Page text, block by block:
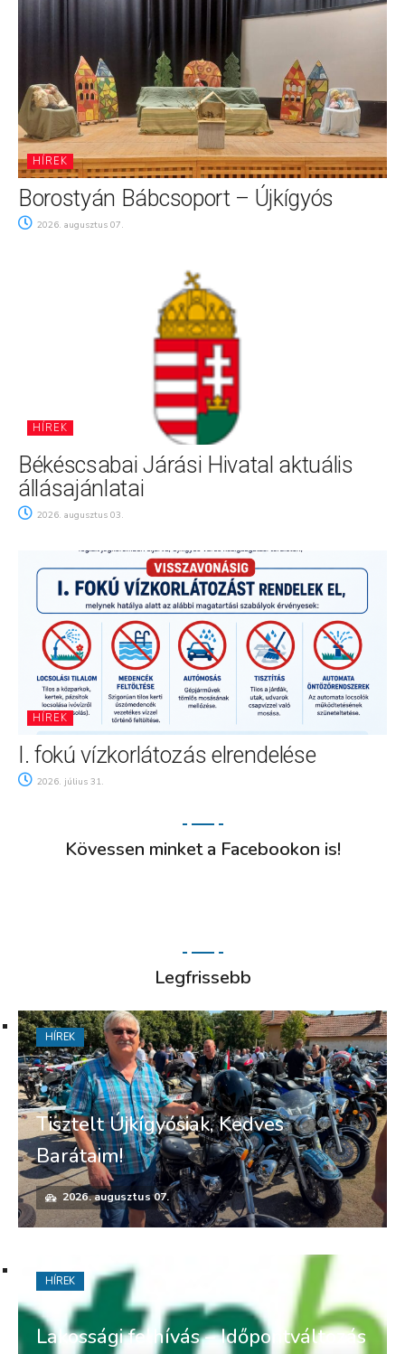
HÍREK
Borostyán Bábcsoport – Újkígyós
2026. augusztus 07.
HÍREK
Békéscsabai Járási Hivatal aktuális
állásajánlatai
2026. augusztus 03.
HÍREK
I. fokú vízkorlátozás elrendelése
2026. július 31.
Kövessen minket a Facebookon is!
Legfrissebb
Tisztelt Újkígyósiak, Kedves
Barátaim!
2026. augusztus 07.
HÍREK
Lakossági felhívás – Időpontváltozás
HÍREK